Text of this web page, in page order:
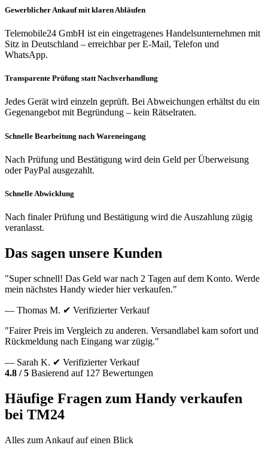
Gewerblicher Ankauf mit klaren Abläufen
Telemobile24 GmbH ist ein eingetragenes Handelsunternehmen mit
Sitz in Deutschland – erreichbar per E-Mail, Telefon und
WhatsApp.
Transparente Prüfung statt Nachverhandlung
Jedes Gerät wird einzeln geprüft. Bei Abweichungen erhältst du ein
Gegenangebot mit Begründung – kein Rätselraten.
Schnelle Bearbeitung nach Wareneingang
Nach Prüfung und Bestätigung wird dein Geld per Überweisung
oder PayPal ausgezahlt.
Schnelle Abwicklung
Nach finaler Prüfung und Bestätigung wird die Auszahlung zügig
veranlasst.
Das sagen unsere Kunden
"Super schnell! Das Geld war nach 2 Tagen auf dem Konto. Werde
mein nächstes Handy wieder hier verkaufen."
— Thomas M. ✔ Verifizierter Verkauf
"Fairer Preis im Vergleich zu anderen. Versandlabel kam sofort und
Rückmeldung nach Eingang war zügig."
— Sarah K. ✔ Verifizierter Verkauf
4.8 / 5 Basierend auf 127 Bewertungen
Häufige Fragen zum Handy verkaufen
bei TM24
Alles zum Ankauf auf einen Blick